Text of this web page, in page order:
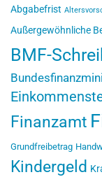
Abgabefrist
Außergewöhnliche
BMF-
Finanzamt
Grundfreibetrag
Kindergeld